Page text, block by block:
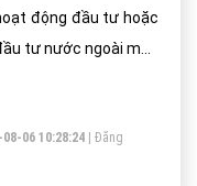
động đầu tư hoặc
tư nước ngoài mua
08-06 10:28:24
Đăng